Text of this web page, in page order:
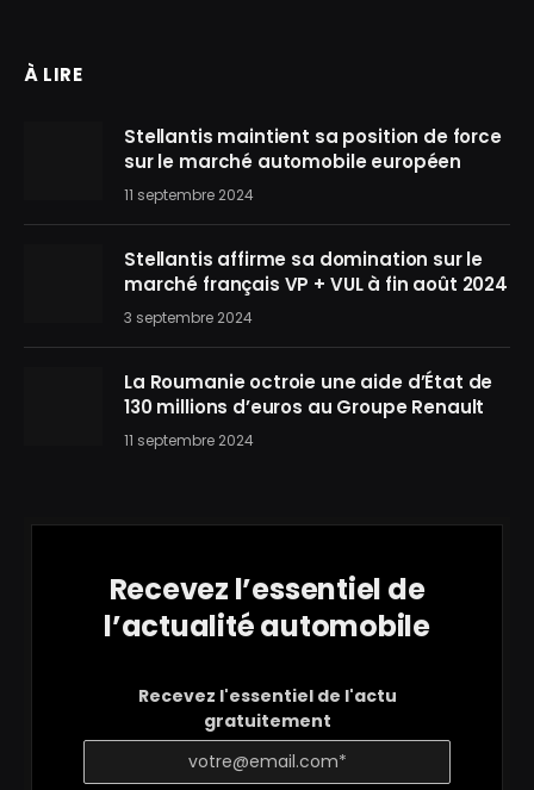
À LIRE
Stellantis maintient sa position de force
sur le marché automobile européen
11 septembre 2024
Stellantis affirme sa domination sur le
marché français VP + VUL à fin août 2024
3 septembre 2024
La Roumanie octroie une aide d’État de
130 millions d’euros au Groupe Renault
11 septembre 2024
Recevez l’essentiel de
l’actualité automobile
Recevez l'essentiel de l'actu
gratuitement